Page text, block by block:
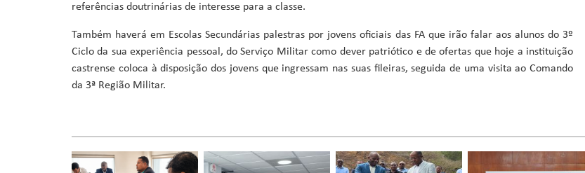
referências doutrinárias de interesse para a classe.
Também haverá em Escolas Secundárias palestras por jovens oficiais das FA que irão falar aos alunos do 3º
Ciclo da sua experiência pessoal, do Serviço Militar como dever patriótico e de ofertas que hoje a instituição
castrense coloca à disposição dos jovens que ingressam nas suas fileiras, seguida de uma visita ao Comando
da 3ª Região Militar.